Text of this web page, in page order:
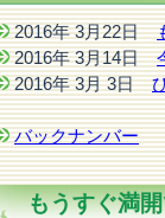
2016年 3月22日
2016年 3月14日
2016年 3月 3日
バックナンバー
もうすぐ満